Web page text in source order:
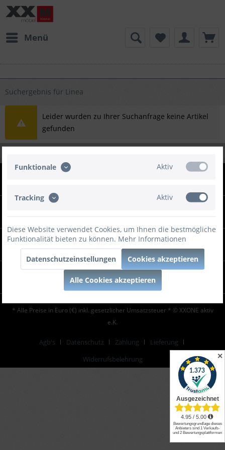
Menü
Suchergebnis für Linea
Leider wurden zu Ihrer Suchanfrage keine Artikel
gefunden
✕
KUNDENSERVICE
* Alle Preise in Euro (€) inkl. gesetzlicher Umsatzsteuer * © XXONE aktiv
e.K.
Agb's Datenschutz Zahlung
Lieferung
Widerrufsbelehrung
Funktionale Aktiv
Tracking Aktiv
Diese Website verwendet Cookies, um Ihnen die bestmögliche
Funktionalität bieten zu können. Mehr Informationen
Datenschutzeinstellungen Cookies akzeptieren
Alle Cookies akzeptieren